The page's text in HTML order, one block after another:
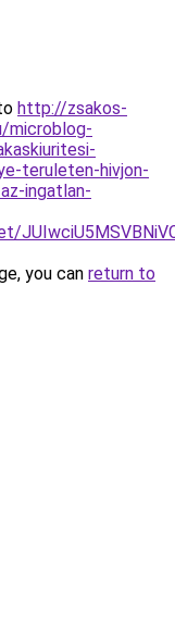
http://zsakos-
microblog-
teruleten-hivjon-
ingatlan-
you can return to